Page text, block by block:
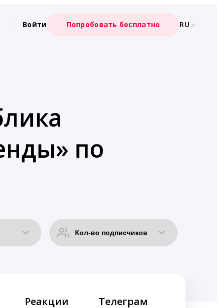
Войти Попробовать бесплатно RU
по
Реакции Телеграм